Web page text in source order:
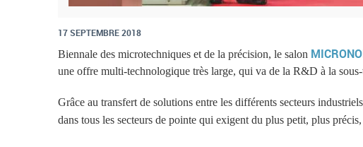
n
t
e
r
17 SEPTEMBRE 2018
Biennale des microtechniques et de la précision, le salon
une offre multi-technologique très large, qui va de la R&D à la
Grâce au transfert de solutions entre les différents secteurs
dans tous les secteurs de pointe qui exigent du plus petit, plus